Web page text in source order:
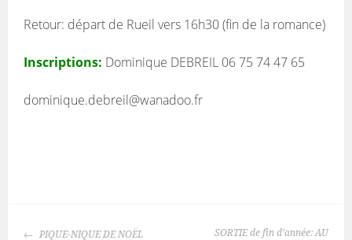
Retour: départ de Rueil vers 16h30 (fin de la romance)
Inscriptions: Dominique DEBREIL 06 75 74 47 65
dominique.debreil@wanadoo.fr
NAVIGATION
PIQUE-NIQUE DE NOËL
SORTIE de fin d’année: AU